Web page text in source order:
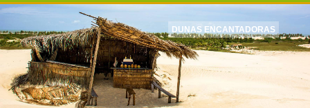
DUNAS ENCANTADORAS